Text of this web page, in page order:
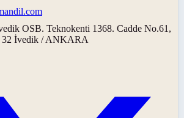
OSB. Teknokenti 1368. Cadde No.61,
32 İvedik / ANKARA